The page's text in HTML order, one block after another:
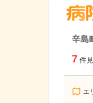
辛島
7 件
エ